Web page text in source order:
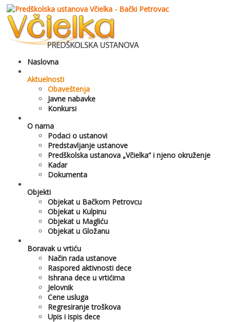
Naslovna
Aktuelnosti
Obaveštenja
Javne nabavke
Konkursi
O nama
Podaci o ustanovi
Predstavljanje ustanove
Predškolska ustanova „Včielka“ i njeno okruženje
Kadar
Dokumenta
Objekti
Objekat u Bačkom Petrovcu
Objekat u Kulpinu
Objekat u Magliću
Objekat u Gložanu
Boravak u vrtiću
Način rada ustanove
Raspored aktivnosti dece
Ishrana dece u vrtićima
Jelovnik
Cene usluga
Regresiranje troškova
Upis i ispis dece